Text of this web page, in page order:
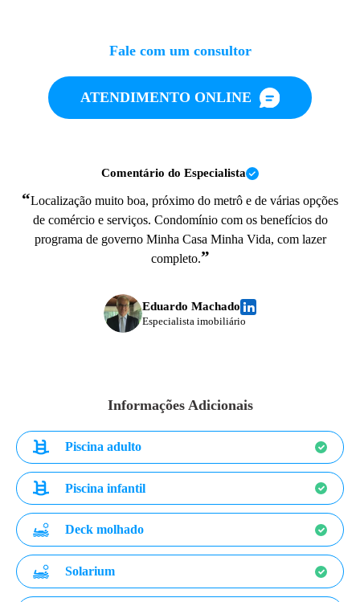
Fale com um consultor
ATENDIMENTO ONLINE
Comentário do Especialista
“Localização muito boa, próximo do metrô e de várias opções
de comércio e serviços. Condomínio com os benefícios do
programa de governo Minha Casa Minha Vida, com lazer
completo.”
Eduardo Machado
Especialista imobiliário
Informações Adicionais
Piscina adulto
Piscina infantil
Deck molhado
Solarium